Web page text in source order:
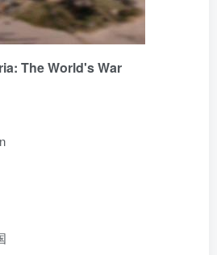
The World's War